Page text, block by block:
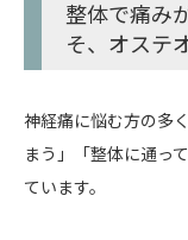
整体で痛み
そ、オステ
神経痛に悩む方の多
まう」「整体に通っ
ています。